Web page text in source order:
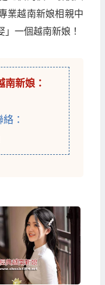
業越南新娘相親中
一個越南新娘！
南新娘 ：
：